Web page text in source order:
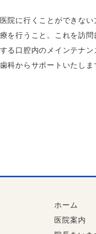
院に行くことができな
を行うこと。これを訪
る口腔内のメインテナ
科からサポートいたしま
ホーム
医院案内